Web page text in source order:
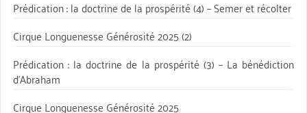
Prédication : la doctrine de la prospérité (4) – Semer et récolter
Cirque Longuenesse Générosité 2025 (2)
Prédication : la doctrine de la prospérité (3) – La bénédiction
d’Abraham
Cirque Longuenesse Générosité 2025